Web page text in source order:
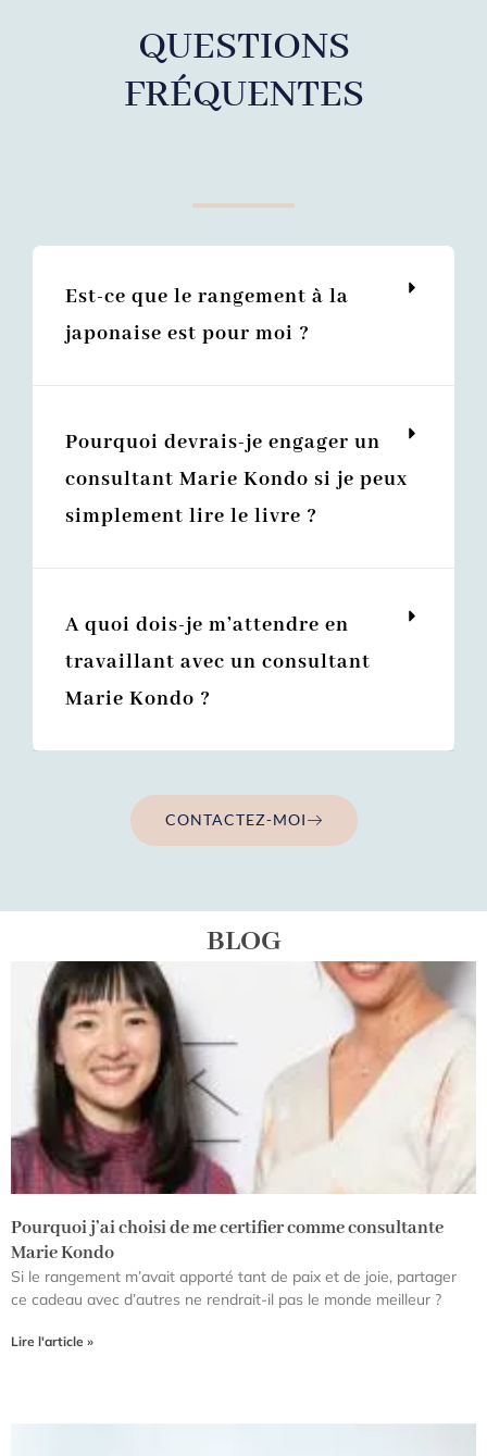
QUESTIONS
FRÉQUENTES
Est-ce que le rangement à la
japonaise est pour moi ?
Pourquoi devrais-je engager un
consultant Marie Kondo si je peux
simplement lire le livre ?
A quoi dois-je m’attendre en
travaillant avec un consultant
Marie Kondo ?
CONTACTEZ-MOI
BLOG
Pourquoi j’ai choisi de me certifier comme consultante
Marie Kondo
Si le rangement m’avait apporté tant de paix et de joie, partager
ce cadeau avec d’autres ne rendrait-il pas le monde meilleur ?
Lire l'article »